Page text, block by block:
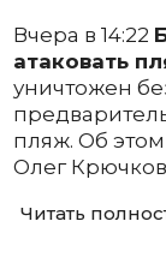
Вчера в 14:22
атаковать
уничтожен
пляж. Об
Олег
Читать